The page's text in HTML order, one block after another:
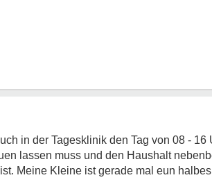
in der Tagesklinik den Tag von 08 - 16
lassen muss und den Haushalt
Meine Kleine ist gerade mal eun